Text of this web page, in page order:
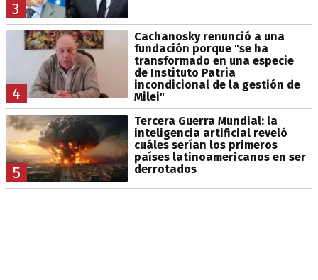
3
4
Cachanosky renunció a una
fundación porque "se ha
transformado en una especie
de Instituto Patria
incondicional de la gestión de
Milei"
5
Tercera Guerra Mundial: la
inteligencia artificial reveló
cuáles serían los primeros
países latinoamericanos en ser
derrotados